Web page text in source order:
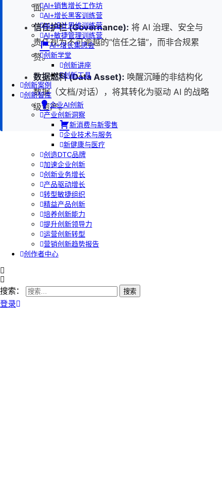
AI+销售增长工作坊
AI+增长黑客训练营
AI+设计思维训练营
AI+敏捷管理训练营
AI+增长集思会
创新学堂
创新讲座
创新工具
创新案例
创新智库
企业AI创新
产业创新洞察
新消费与新零售
企业技术与服务
新健康与医疗
创造DTC品牌
加速企业创新
创新业务增长
产品驱动增长
转型敏捷组织
精益产品创新
培养创新能力
提升创新领导力
运营创新转型
营销创新趋势报告
创作者中心
搜索：
登录
面。
信任护栏 (Governance): 将 AI 治理、安全与
责任视为不可逾越的“信任之锚”，而非合规累
赘。
数据燃料 (Data Asset): 唤醒沉睡的非结构化
数据（文档/对话），将其转化为驱动 AI 的战略
级资产。